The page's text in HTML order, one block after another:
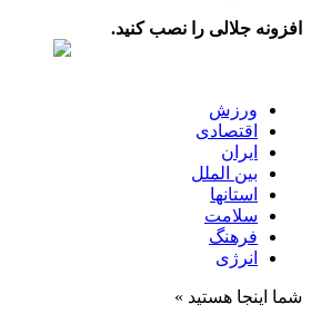
افزونه جلالی را نصب کنید.
ورزش
اقتصادی
ایران
بین الملل
استانها
سلامت
فرهنگ
انرژی
شما اینجا هستید »